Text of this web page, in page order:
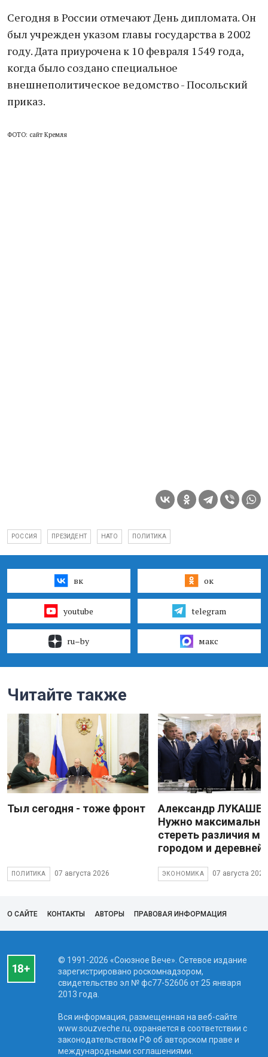
Сегодня в России отмечают День дипломата. Он
был учрежден указом главы государства в 2002
году. Дата приурочена к 10 февраля 1549 года,
когда было создано специальное
внешнеполитическое ведомство - Посольский
приказ.
ФОТО: сайт Кремля
РОССИЯ ПРЕЗИДЕНТ НАТО ПОЛИТИКА
вк ок
youtube telegram
ru–by макс
Читайте также
Тыл сегодня - тоже фронт
ПОЛИТИКА 07 августа 2026
Александр
Нужно максимально
стереть различия
городом и деревней
ЭКОНОМИКА 07 августа 2026
О САЙТЕ КОНТАКТЫ АВТОРЫ ПРАВОВАЯ ИНФОРМАЦИЯ
© 1991-2026 «Союзное Вече». Сетевое издание
зарегистрировано роскомнадзором,
свидетельство эл № фc77-52606 от 25 января
2013 года.
Вся информация, размещенная на веб-сайте
www.souzveche.ru, охраняется в соответствии с
законодательством РФ об авторском праве и
международными соглашениями.